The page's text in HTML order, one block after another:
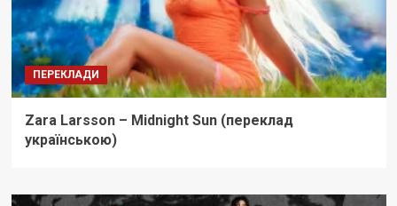
ПЕРЕКЛАДИ
Zara Larsson – Midnight Sun (переклад
українською)